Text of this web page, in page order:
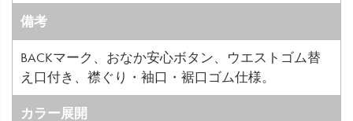
備考
BACKマーク、おなか安心ボタン、ウエストゴム替
え口付き、襟ぐり・袖口・裾口ゴム仕様。
カラー展開